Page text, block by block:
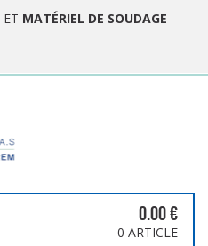
ET MATÉRIEL DE SOUDAGE
0.00€
0 ARTICLE